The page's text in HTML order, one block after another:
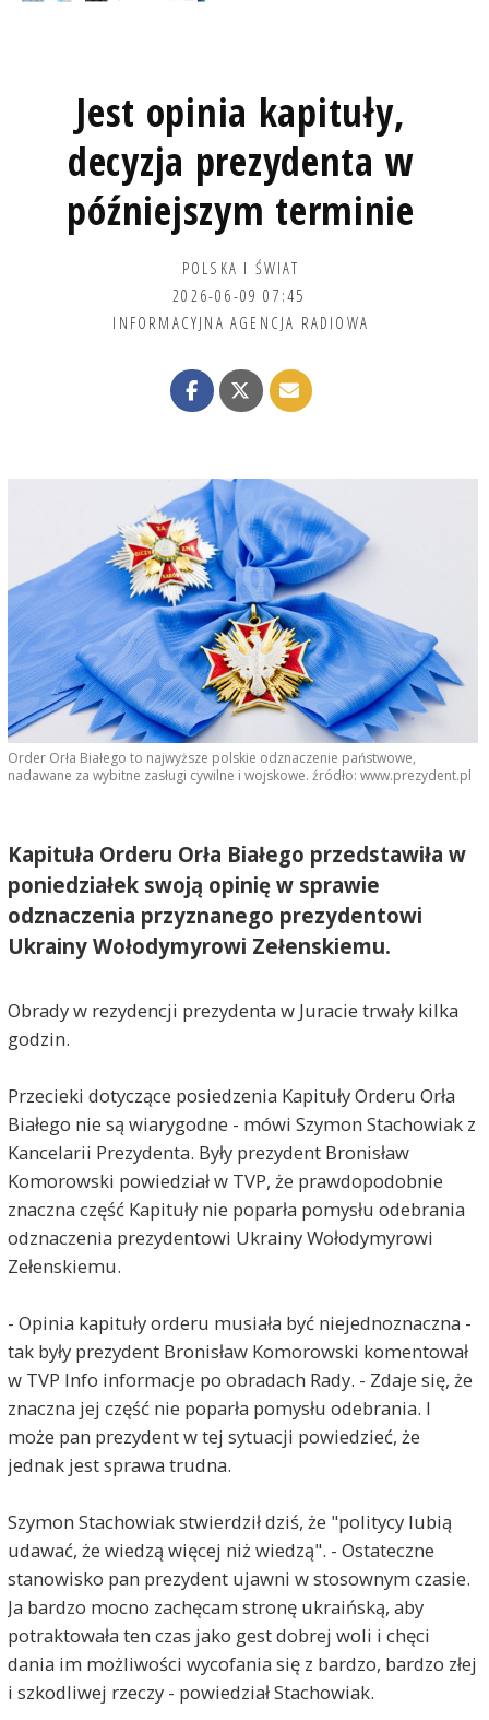
Jest opinia kapituły,
decyzja prezydenta w
późniejszym terminie
POLSKA I ŚWIAT
2026-06-09 07:45
INFORMACYJNA AGENCJA RADIOWA
Order Orła Białego to najwyższe polskie odznaczenie państwowe,
nadawane za wybitne zasługi cywilne i wojskowe. źródło: www.prezydent.pl
Kapituła Orderu Orła Białego przedstawiła w
poniedziałek swoją opinię w sprawie
odznaczenia przyznanego prezydentowi
Ukrainy Wołodymyrowi Zełenskiemu.
Obrady w rezydencji prezydenta w Juracie trwały kilka
godzin.
Przecieki dotyczące posiedzenia Kapituły Orderu Orła
Białego nie są wiarygodne - mówi Szymon Stachowiak z
Kancelarii Prezydenta. Były prezydent Bronisław
Komorowski powiedział w TVP, że prawdopodobnie
znaczna część Kapituły nie poparła pomysłu odebrania
odznaczenia prezydentowi Ukrainy Wołodymyrowi
Zełenskiemu.
- Opinia kapituły orderu musiała być niejednoznaczna -
tak były prezydent Bronisław Komorowski komentował
w TVP Info informacje po obradach Rady. - Zdaje się, że
znaczna jej część nie poparła pomysłu odebrania. I
może pan prezydent w tej sytuacji powiedzieć, że
jednak jest sprawa trudna.
Szymon Stachowiak stwierdził dziś, że "politycy lubią
udawać, że wiedzą więcej niż wiedzą". - Ostateczne
stanowisko pan prezydent ujawni w stosownym czasie.
Ja bardzo mocno zachęcam stronę ukraińską, aby
potraktowała ten czas jako gest dobrej woli i chęci
dania im możliwości wycofania się z bardzo, bardzo złej
i szkodliwej rzeczy - powiedział Stachowiak.